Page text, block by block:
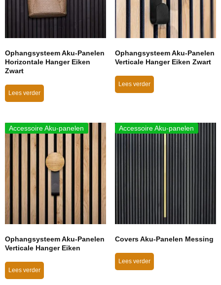
Ophangsysteem Aku-Panelen
Horizontale Hanger Eiken
Zwart
Lees verder
Ophangsysteem Aku-Panelen
Verticale Hanger Eiken Zwart
Lees verder
Accessoire Aku-panelen
Ophangsysteem Aku-Panelen
Verticale Hanger Eiken
Lees verder
Accessoire Aku-panelen
Covers Aku-Panelen Messing
Lees verder